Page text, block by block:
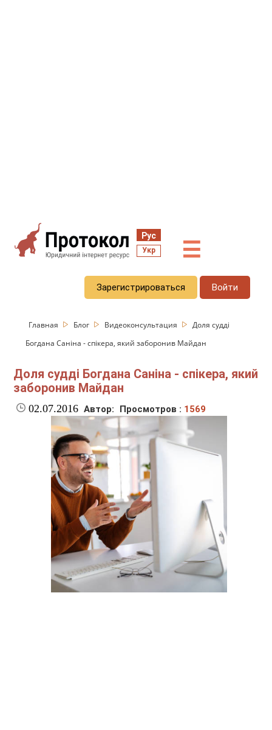
Рус
Укр ☰
Зарегистрироваться Войти
Главная Блог Видеоконсультация
Доля судді
Богдана Саніна - спікера, який заборонив Майдан
Доля судді Богдана Саніна - спікера, який
заборонив Майдан
02.07.2016 Автор: Просмотров : 1569